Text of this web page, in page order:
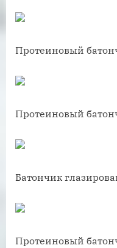
Протеиновый
Протеиновый
Батончик
Протеиновый